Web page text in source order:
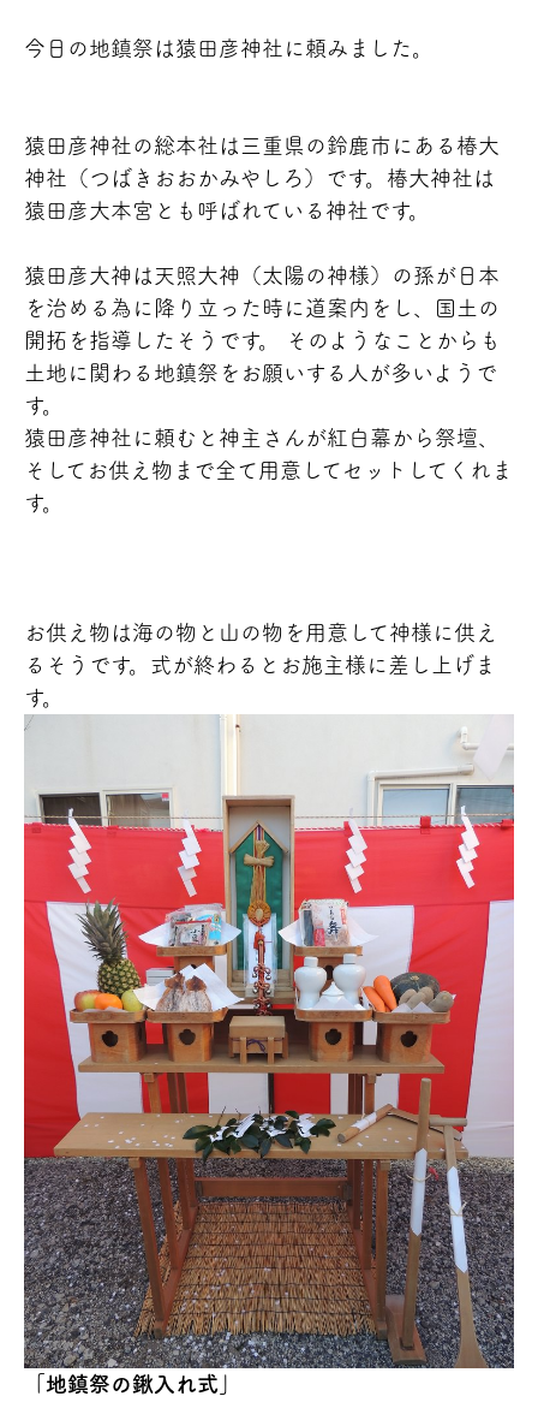
今日の地鎮祭は猿田彦神社に頼みました。
猿田彦神社の総本社は三重県の鈴鹿市にある椿大
神社（つばきおおかみやしろ）です。椿大神社は
猿田彦大本宮とも呼ばれている神社です。
猿田彦大神は天照大神（太陽の神様）の孫が日本
を治める為に降り立った時に道案内をし、国土の
開拓を指導したそうです。 そのようなことからも
土地に関わる地鎮祭をお願いする人が多いようで
す。
猿田彦神社に頼むと神主さんが紅白幕から祭壇、
そしてお供え物まで全て用意してセットしてくれま
す。
お供え物は海の物と山の物を用意して神様に供え
るそうです。式が終わるとお施主様に差し上げま
す。
「地鎮祭の鍬入れ式」